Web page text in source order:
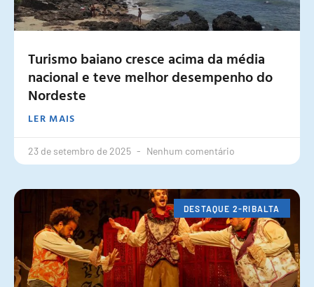
Turismo baiano cresce acima da média
nacional e teve melhor desempenho do
Nordeste
LER MAIS
23 de setembro de 2025 Nenhum comentário
DESTAQUE 2-RIBALTA